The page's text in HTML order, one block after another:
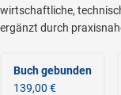
wirtschaftliche,
ergänzt durch
Buch gebunden
139,00 €